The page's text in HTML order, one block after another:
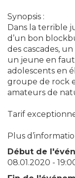
Synopsis :
Dans la terrible
d’un bon
des cascades,
un jeune en
adolescents en
groupe de rock
amateurs de
Tarif
Plus
Début de
08.01.2020 -